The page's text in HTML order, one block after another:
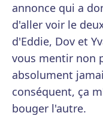
annonce qui a
d'aller voir le
d'Eddie, Dov et
vous mentir non
absolument
conséquent, ça
bouger l'autre.